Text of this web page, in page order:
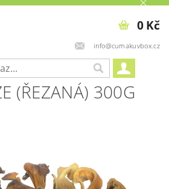
info@cumakuvbox.cz
0 Kč
(ŘEZANÁ) 300G